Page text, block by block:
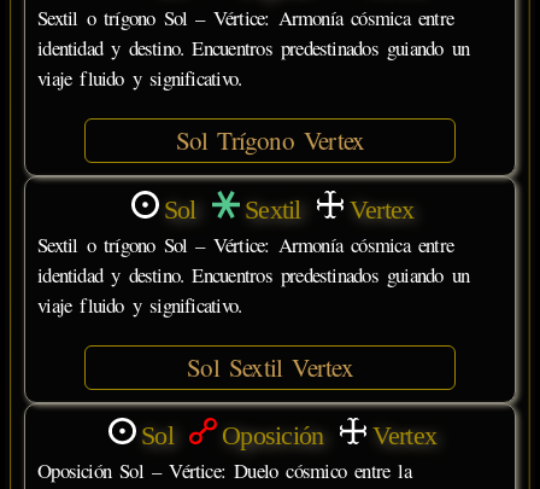
Sextil o trígono Sol – Vértice: Armonía cósmica entre
identidad y destino. Encuentros predestinados guiando un
viaje fluido y significativo.
Sol Trígono Vertex
Sol Sextil Vertex
Sextil o trígono Sol – Vértice: Armonía cósmica entre
identidad y destino. Encuentros predestinados guiando un
viaje fluido y significativo.
Sol Sextil Vertex
Sol Oposición Vertex
Oposición Sol – Vértice: Duelo cósmico entre la